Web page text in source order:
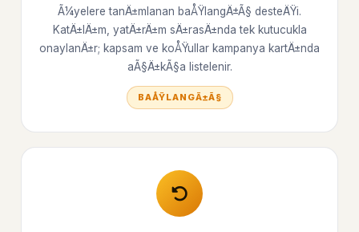
Ã¼yelere tanÄ±mlanan baÅŸlangÄ±Ã§ desteÄŸi.
KatÄ±lÄ±m, yatÄ±rÄ±m sÄ±rasÄ±nda tek kutucukla
onaylanÄ±r; kapsam ve koÅŸullar kampanya kartÄ±nda
aÃ§Ä±kÃ§a listelenir.
BAÅŸLANGÄ±Ã§